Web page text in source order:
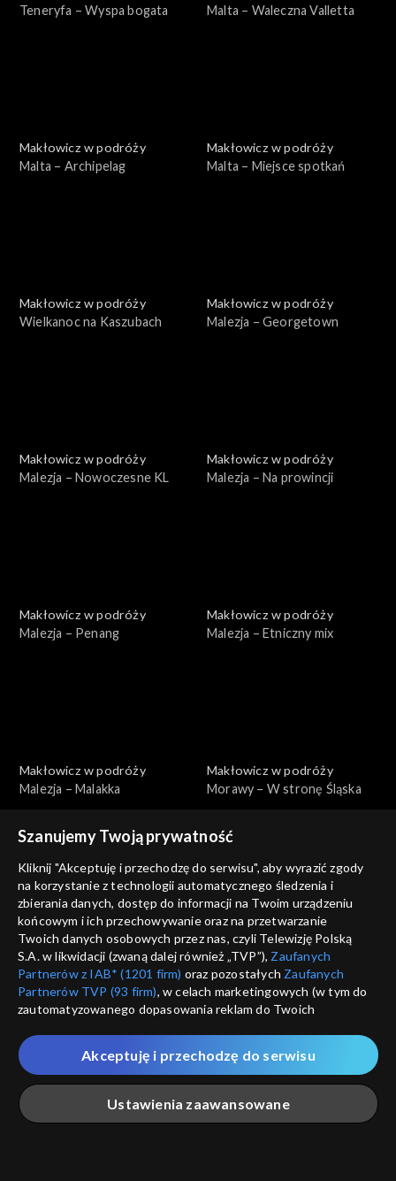
Teneryfa – Wyspa bogata
Malta – Waleczna Valletta
Makłowicz w podróży
Malta – Archipelag
Makłowicz w podróży
Malta – Miejsce spotkań
Makłowicz w podróży
Wielkanoc na Kaszubach
Makłowicz w podróży
Malezja – Georgetown
Makłowicz w podróży
Malezja – Nowoczesne KL
Makłowicz w podróży
Malezja – Na prowincji
Makłowicz w podróży
Malezja – Penang
Makłowicz w podróży
Malezja – Etniczny mix
Makłowicz w podróży
Malezja – Malakka
Makłowicz w podróży
Morawy – W stronę Śląska
Makłowicz w podróży
Morawy – Beskid i doliny
Makłowicz w podróży
Morawy – Na południu
Makłowicz w podróży
Morawy – Jak z obrazka
Makłowicz w podróży
Kanada – Montreal
Szanujemy Twoją prywatność
Kliknij "Akceptuję i przechodzę do serwisu", aby wyrazić zgody
na korzystanie z technologii automatycznego śledzenia i
zbierania danych, dostęp do informacji na Twoim urządzeniu
końcowym i ich przechowywanie oraz na przetwarzanie
Twoich danych osobowych przez nas, czyli Telewizję Polską
S.A. w likwidacji (zwaną dalej również „TVP”), Zaufanych
Partnerów z IAB* (1201 firm) oraz pozostałych Zaufanych
Partnerów TVP (93 firm), w celach marketingowych (w tym do
zautomatyzowanego dopasowania reklam do Twoich
które wskazujemy poniżej, a także zgody na udostępnianie
przez nas identyfikatora PPID do Google.
Twoje dane osobowe zbierane podczas odwiedzania przez
Ciebie naszych
poszczególnych serwisówzwanych dalej
„Portalem”, w tym informacje zapisywane za pomocą
Ustawienia zaawansowane
Akceptuję i przechodzę do serwisu